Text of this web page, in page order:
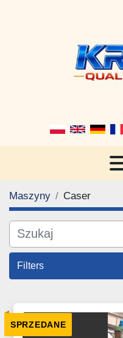
Maszyny Caser
Filters
Wszystkie
SPRZEDANE